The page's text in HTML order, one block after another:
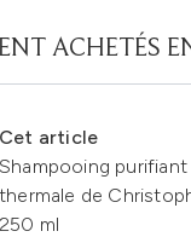
ACHETÉS
Cet article
Shampooing purifiant
thermale de
250 ml